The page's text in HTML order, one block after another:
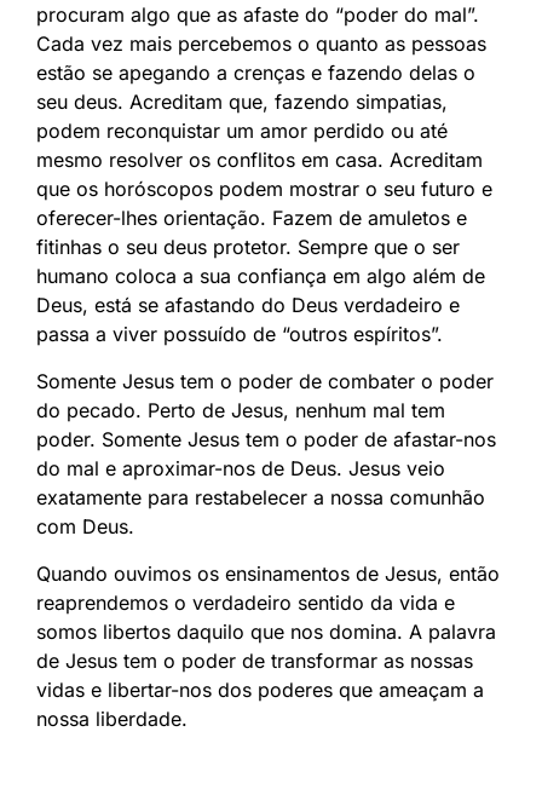
procuram algo que as afaste do “poder do mal”.
Cada vez mais percebemos o quanto as pessoas
estão se apegando a crenças e fazendo delas o
seu deus. Acreditam que, fazendo simpatias,
podem reconquistar um amor perdido ou até
mesmo resolver os conflitos em casa. Acreditam
que os horóscopos podem mostrar o seu futuro e
oferecer-lhes orientação. Fazem de amuletos e
fitinhas o seu deus protetor. Sempre que o ser
humano coloca a sua confiança em algo além de
Deus, está se afastando do Deus verdadeiro e
passa a viver possuído de “outros espíritos”.
Somente Jesus tem o poder de combater o poder
do pecado. Perto de Jesus, nenhum mal tem
poder. Somente Jesus tem o poder de afastar-nos
do mal e aproximar-nos de Deus. Jesus veio
exatamente para restabelecer a nossa comunhão
com Deus.
Quando ouvimos os ensinamentos de Jesus, então
reaprendemos o verdadeiro sentido da vida e
somos libertos daquilo que nos domina. A palavra
de Jesus tem o poder de transformar as nossas
vidas e libertar-nos dos poderes que ameaçam a
nossa liberdade.